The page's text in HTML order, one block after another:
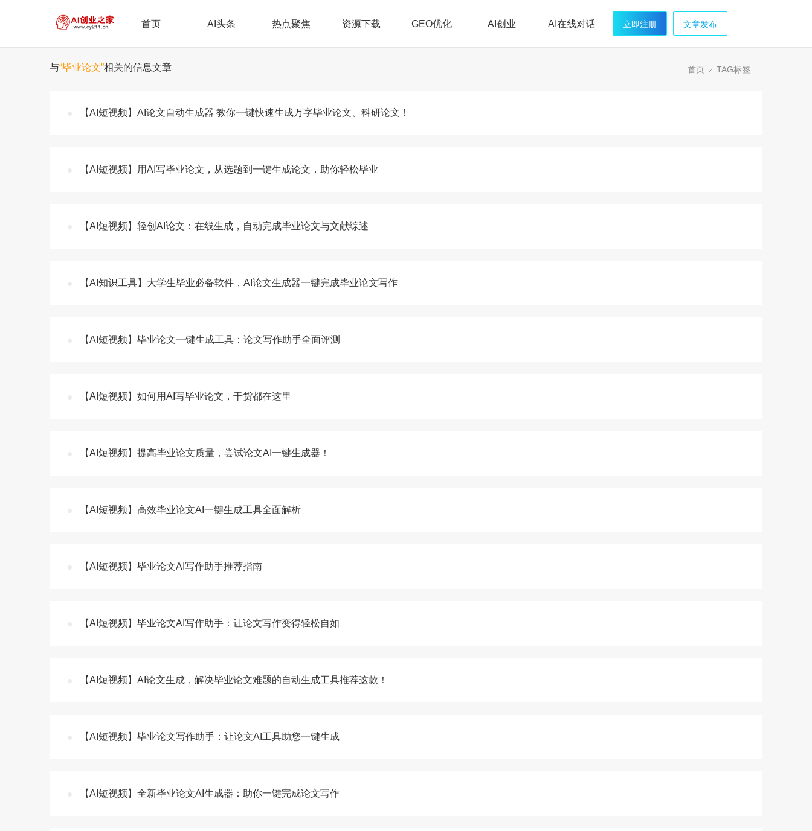
首页 AI头条 热点聚焦 资源下载 GEO优化 AI创业 AI在线对话 立即注册 文章发布
与“毕业论文”相关的信息文章 首页 TAG标签
【AI短视频】AI论文自动生成器 教你一键快速生成万字毕业论文、科研论文！
【AI短视频】用AI写毕业论文，从选题到一键生成论文，助你轻松毕业
【AI短视频】轻创AI论文：在线生成，自动完成毕业论文与文献综述
【AI知识工具】大学生毕业必备软件，AI论文生成器一键完成毕业论文写作
【AI短视频】毕业论文一键生成工具：论文写作助手全面评测
【AI短视频】如何用AI写毕业论文，干货都在这里
【AI短视频】提高毕业论文质量，尝试论文AI一键生成器！
【AI短视频】高效毕业论文AI一键生成工具全面解析
【AI短视频】毕业论文AI写作助手推荐指南
【AI短视频】毕业论文AI写作助手：让论文写作变得轻松自如
【AI短视频】AI论文生成，解决毕业论文难题的自动生成工具推荐这款！
【AI短视频】毕业论文写作助手：让论文AI工具助您一键生成
【AI短视频】全新毕业论文AI生成器：助你一键完成论文写作